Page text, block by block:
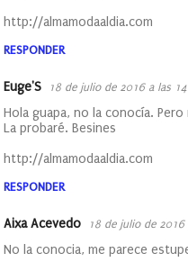
http://almamodaaldia.com
RESPONDER
Euge'S 18 de julio de 2016 a las
Hola guapa, no la conocía.
La probaré. Besines
http://almamodaaldia.com
RESPONDER
Aixa Acevedo 18 de julio de
No la conocia, me parece